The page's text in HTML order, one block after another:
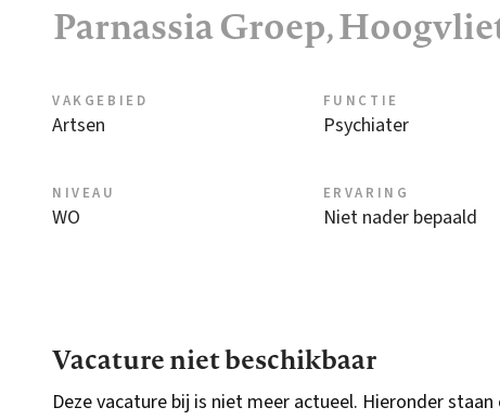
Parnassia Groep,
VAKGEBIED
Artsen
FUNCTIE
Psychiater
NIVEAU
WO
ERVARING
Niet nader bepaald
Vacature niet beschikbaar
Deze vacature bij is niet meer actueel. Hieronder